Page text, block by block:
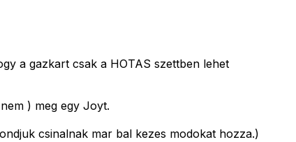
a gazkart csak a HOTAS szettben lehet
) meg egy Joyt.
csinalnak mar bal kezes modokat hozza.)